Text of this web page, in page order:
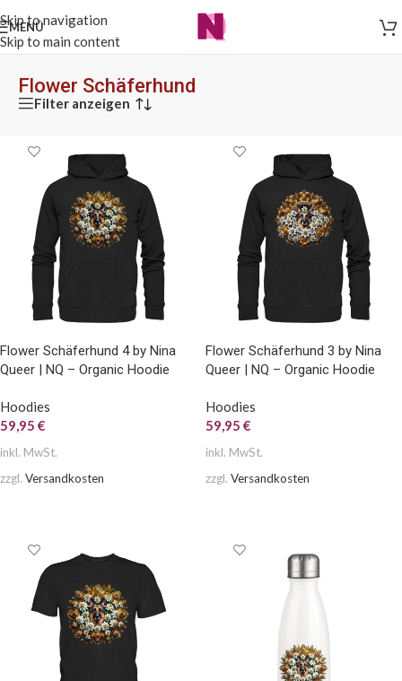
Skip to navigation
Skip to main content
MENÜ
Flower Schäferhund
Filter anzeigen
Flower Schäferhund 4 by Nina
Queer | NQ – Organic Hoodie
Hoodies
59,95 €
inkl. MwSt.
zzgl. Versandkosten
Flower Schäferhund 3 by Nina
Queer | NQ – Organic Hoodie
Hoodies
59,95 €
inkl. MwSt.
zzgl. Versandkosten